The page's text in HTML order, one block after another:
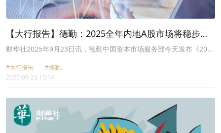
【大行报告】德勤：2025全年内地A股市场将稳步成
长 香港将稳坐全球新股集资宝座
财华社2025年9月23日讯，德勤中国资本市场服务部今天发布《2025
#大行报告
#德勤.
2025-09-23 15:14